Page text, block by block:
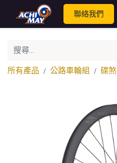
聯絡我們
所有產品 公路車輪組 碟煞